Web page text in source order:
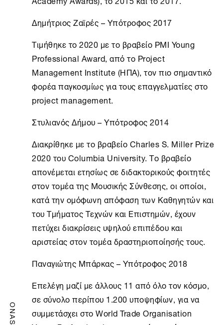
Δημήτριος Ζαϊρές – Υπότροφος 2017
Τιμήθηκε το 2020 με το βραβείο PMI Young
Professional Award, από το Project
Management Institute (ΗΠΑ), τον πιο σημαντικό
φορέα παγκοσμίως για τους επαγγελματίες στο
project management.
Στυλιανός Δήμου – Υπότροφος 2014
Διακρίθηκε με το βραβείο Charles S. Miller Prize
2020 του Columbia University. Το βραβείο
απονέμεται ετησίως σε διδακτορικούς φοιτητές
στον τομέα της Μουσικής Σύνθεσης, οι οποίοι,
κατά την ομόφωνη απόφαση των Καθηγητών και
του Τμήματος Τεχνών και Επιστημών, έχουν
πετύχει διακρίσεις υψηλού επιπέδου και
αριστείας στον τομέα δραστηριοποίησής τους.
Παναγιώτης Μπάρκας – Υπότροφος 2018
Επελέγη μαζί με άλλους 11 από όλο τον κόσμο,
σε σύνολο περίπου 1.200 υποψηφίων, για να
συμμετάσχει στο World Trade Organisation